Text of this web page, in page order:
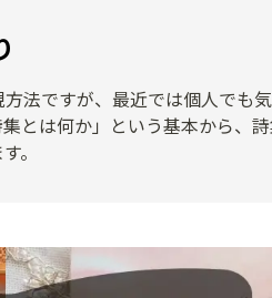
法ですが、最近では個人でも
とは何か」という基本から、
。